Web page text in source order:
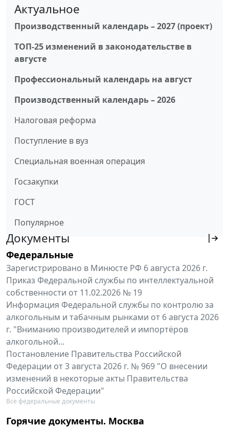
Актуальное
Производственный календарь – 2027 (проект)
ТОП-25 изменений в законодательстве в
августе
Профессиональный календарь на август
Производственный календарь – 2026
Налоговая реформа
Поступление в вуз
Специальная военная операция
Госзакупки
ГОСТ
Популярное
Документы
Федеральные
Зарегистрировано в Минюсте РФ 6 августа 2026 г.
Приказ Федеральной службы по интеллектуальной
собственности от 11.02.2026 № 19
Информация Федеральной службы по контролю за
алкогольным и табачным рынками от 6 августа 2026
г. "Вниманию производителей и импортёров
алкогольной...
Постановление Правительства Российской
Федерации от 3 августа 2026 г. № 969 "О внесении
изменений в некоторые акты Правительства
Российской Федерации"
Все федеральные документы
Горячие документы. Москва